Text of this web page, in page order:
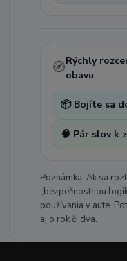
🧭Rýchly
obavu
📦 Bojíte sa
🧠 Pár slov k
Poznámka: Ak sa
„bezpečnostnou
používania v aute.
aj o rok či dva.